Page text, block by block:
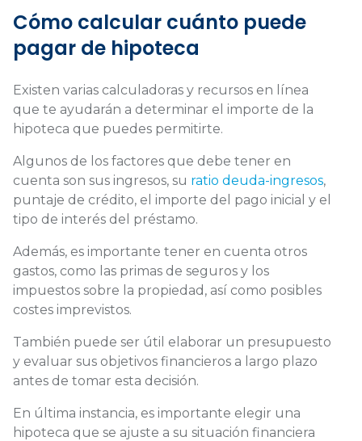
Cómo calcular cuánto puede
pagar de hipoteca
Existen varias calculadoras y recursos en línea
que te ayudarán a determinar el importe de la
hipoteca que puedes permitirte.
Algunos de los factores que debe tener en
cuenta son sus ingresos, su ratio deuda-ingresos,
puntaje de crédito, el importe del pago inicial y el
tipo de interés del préstamo.
Además, es importante tener en cuenta otros
gastos, como las primas de seguros y los
impuestos sobre la propiedad, así como posibles
costes imprevistos.
También puede ser útil elaborar un presupuesto
y evaluar sus objetivos financieros a largo plazo
antes de tomar esta decisión.
En última instancia, es importante elegir una
hipoteca que se ajuste a su situación financiera